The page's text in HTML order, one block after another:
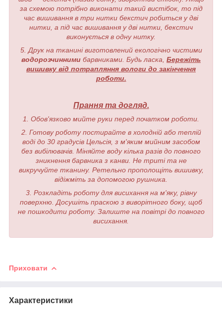
за схемою потрібно виконати такий вистібок, то під
час вишивання в три нитки бекстич робиться у дві
нитки, а під час вишивання у дві нитки, бекстич
виконується в одну нитку.
5. Друк на тканині виготовлений екологічно чистими
водорозчинними барвниками. Будь ласка, Бережіть
вишивку від потрапляння вологи до закінчення
роботи.
Прання та догляд.
1. Обов'язково мийте руки перед початком роботи.
2. Готову роботу постирайте в холодній або теплій
воді до 30 градусів Цельсія, з м'яким мийним засобом
без вибілювачів. Міняйте воду кілька разів до повного
зникнення барвника з канви. Не триті та не
викручуйте тканину. Ретельно прополощіть вишивку,
відіжміть за допомогою рушника.
3. Розкладіть роботу для висихання на м'яку, рівну
поверхню. Досушіть праскою з виворітного боку, щоб
не пошкодити роботу. Залиште на повітрі до повного
висихання.
Приховати
Характеристики